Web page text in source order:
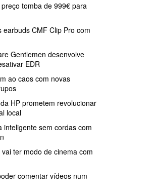
tomba de 999€ para
earbuds CMF Clip Pro com
Gentlemen desenvolve
EDR
ao caos com novas
HP prometem revolucionar
local
inteligente sem cordas com
ter modo de cinema com
comentar vídeos num